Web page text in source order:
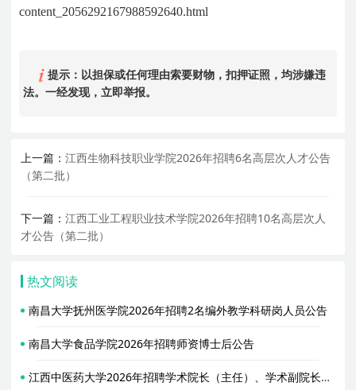
content_2056292167988592640.html
提示：以担保或任何理由索要财物，扣押证照，均涉嫌违
法。一经发现，立即举报。
上一篇：江西生物科技职业学院2026年招聘6名高层次人才公告
（第二批）
下一篇：江西工业工程职业技术学院2026年招聘10名高层次人
才公告（第二批）
热文阅读
南昌大学抚州医学院2026年招聘2名编外教学科研岗人员公告
南昌大学食品学院2026年招聘师资博士后公告
江西中医药大学2026年招聘学术院长（主任）、学术副院长（副主任）公告